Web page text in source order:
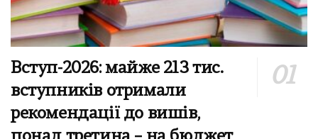
Вступ-2026: майже 213 тис.
вступників отримали
рекомендації до вишів,